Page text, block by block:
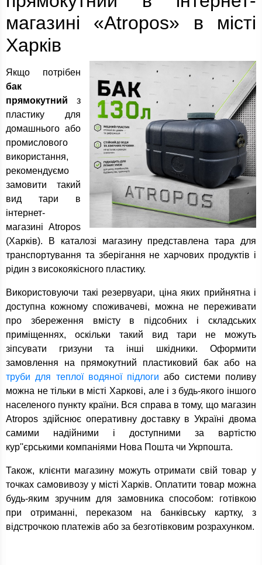
магазині «Atropos» в місті
Харків
Якщо потрібен
бак
прямокутний з
пластику для
домашнього або
промислового
використання,
рекомендуємо
замовити такий
вид тари в
інтернет-
магазині Atropos
(Харків). В каталозі магазину представлена тара для
транспортування та зберігання не харчових продуктів і
рідин з високоякісного пластику.
Використовуючи такі резервуари, ціна яких прийнятна і
доступна кожному споживачеві, можна не переживати
про збереження вмісту в підсобних і складських
приміщеннях, оскільки такий вид тари не можуть
зіпсувати гризуни та інші шкідники. Оформити
замовлення на прямокутний пластиковий бак або на
труби для теплої водяної підлоги або системи поливу
можна не тільки в місті Харкові, але і з будь-якого іншого
населеного пункту країни. Вся справа в тому, що магазин
Atropos здійснює оперативну доставку в Україні двома
самими надійними і доступними за вартістю
кур''єрськими компаніями Нова Пошта чи Укрпошта.
Також, клієнти магазину можуть отримати свій товар у
точках самовивозу у місті Харків. Оплатити товар можна
будь-яким зручним для замовника способом: готівкою
при отриманні, переказом на банківську картку, з
відстрочкою платежів або за безготівковим розрахунком.